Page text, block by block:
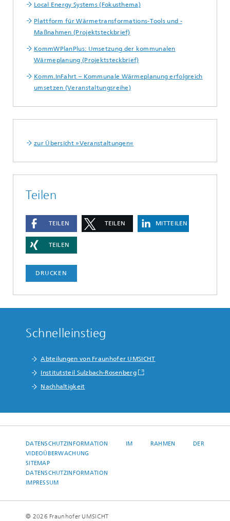
Local Energy Systems (Fokusthema)
Plattform für Wärmetransformations-Tools und -
Maßnahmen (Projektsteckbrief)
KommWPlanPlus: Umsetzung der kommunalen
Wärmeplanung (Projektsteckbrief)
Komm.InFahrt – Kommunale Wärmeplanung erfolgreich
umsetzen (Veranstaltungsreihe)
zur Übersicht »Veranstaltungen«
Teilen
TEILEN TEILEN MITTEILEN
TEILEN
DRUCKEN
Schnelleinstieg
Abteilungen von Fraunhofer UMSICHT
Institutsteil Sulzbach-Rosenberg
Nachhaltigkeit
DATENSCHUTZINFORMATION IM RAHMEN DER
VIDEOÜBERWACHUNG
SITEMAP
DATENSCHUTZINFORMATION
IMPRESSUM
© 2026 Fraunhofer UMSICHT